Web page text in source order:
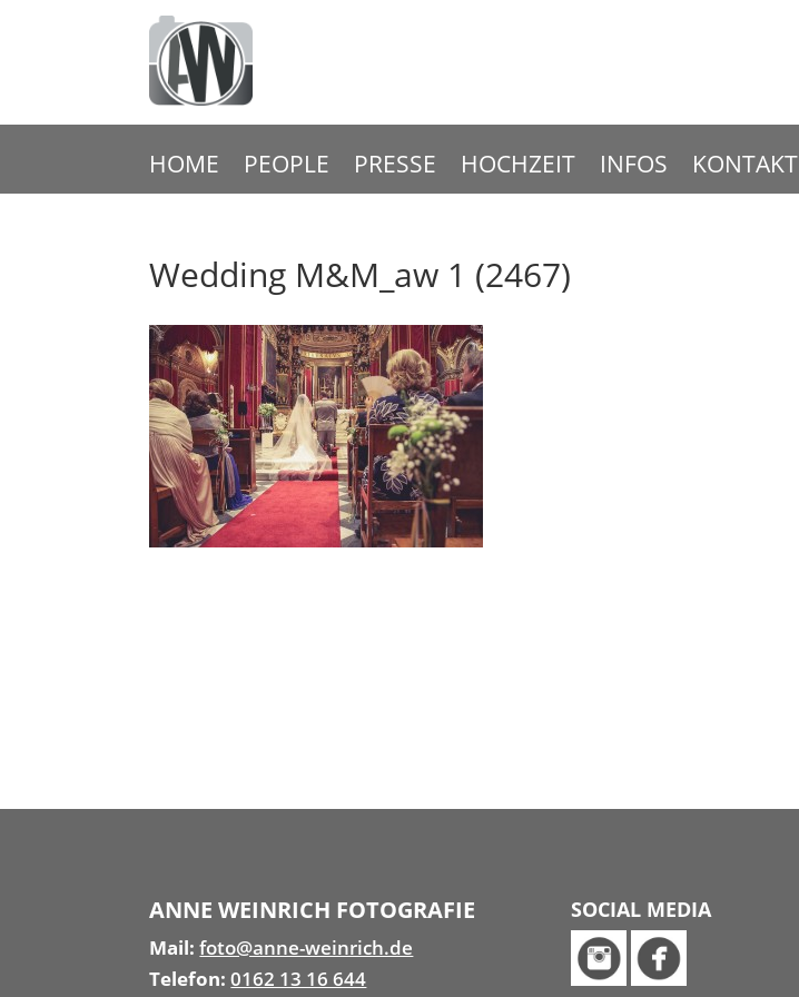
HOME PEOPLE PRESSE HOCHZEIT INFOS KONTAKT
Wedding M&M_aw 1 (2467)
ANNE WEINRICH FOTOGRAFIE
Mail:foto@anne-weinrich.de
Telefon:0162 13 16 644
SOCIAL MEDIA